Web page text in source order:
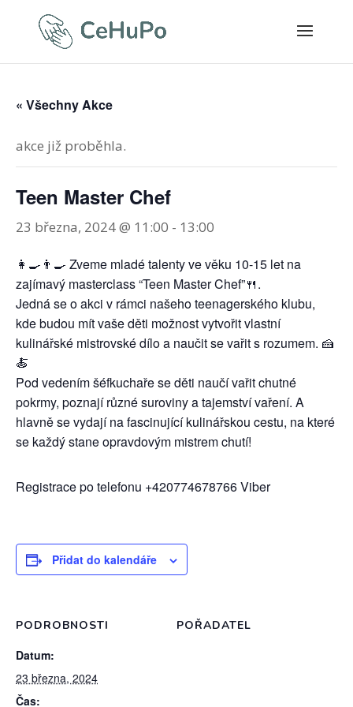
« Všechny Akce
akce již proběhla.
Teen Master Chef
23 března, 2024 @ 11:00 - 13:00
👩‍🍳👨‍🍳 Zveme mladé talenty ve věku 10-15 let na
zajímavý masterclass “Teen Master Chef”🍴.
Jedná se o akci v rámci našeho teenagerského klubu,
kde budou mít vaše děti možnost vytvořit vlastní
kulinářské mistrovské dílo a naučit se vařit s rozumem. 🍰
🍝
Pod vedením šéfkuchaře se děti naučí vařit chutné
pokrmy, poznají různé suroviny a tajemství vaření. A
hlavně se vydají na fascinující kulinářskou cestu, na které
se každý stane opravdovým mistrem chutí!
Registrace po telefonu +420774678766 Viber
Přidat do kalendáře
PODROBNOSTI
Datum:
23 března, 2024
Čas:
POŘADATEL